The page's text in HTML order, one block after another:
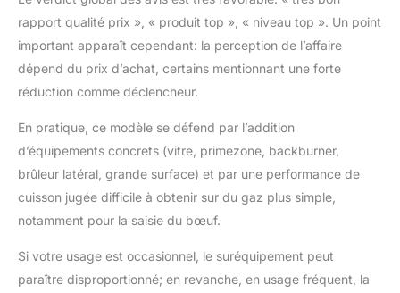
rapport qualité prix », « produit top », « niveau top ». Un point
important apparaît cependant: la perception de l’affaire
dépend du prix d’achat, certains mentionnant une forte
réduction comme déclencheur.
En pratique, ce modèle se défend par l’addition
d’équipements concrets (vitre, primezone, backburner,
brûleur latéral, grande surface) et par une performance de
cuisson jugée difficile à obtenir sur du gaz plus simple,
notamment pour la saisie du bœuf.
Si votre usage est occasionnel, le suréquipement peut
paraître disproportionné; en revanche, en usage fréquent, la